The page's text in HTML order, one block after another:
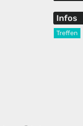
Infos
Treffen